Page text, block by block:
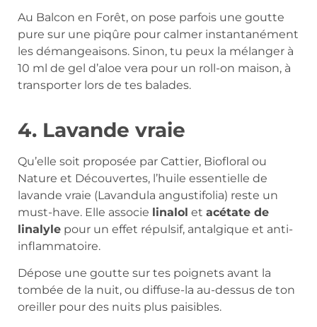
Au Balcon en Forêt, on pose parfois une goutte
pure sur une piqûre pour calmer instantanément
les démangeaisons. Sinon, tu peux la mélanger à
10 ml de gel d’aloe vera pour un roll-on maison, à
transporter lors de tes balades.
4. Lavande vraie
Qu’elle soit proposée par Cattier, Biofloral ou
Nature et Découvertes, l’huile essentielle de
lavande vraie (Lavandula angustifolia) reste un
must-have. Elle associe linalol et acétate de
linalyle pour un effet répulsif, antalgique et anti-
inflammatoire.
Dépose une goutte sur tes poignets avant la
tombée de la nuit, ou diffuse-la au-dessus de ton
oreiller pour des nuits plus paisibles.